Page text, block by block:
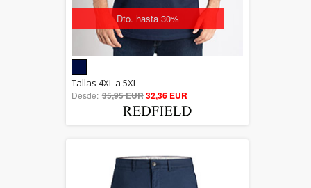
Dto. hasta 30%
5.00
out of 5
Tallas 4XL a 5XL
Desde: 35,95 EUR32,36 EUR